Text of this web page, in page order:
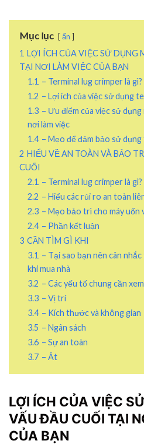
Mục lục ẩn
1 LỢI ÍCH CỦA VIỆC SỬ DỤNG
TẠI NƠI LÀM VIỆC CỦA BẠN
1.1 – Terminal lug crimper là gì?
1.2 – Lợi ích của việc sử dụng
1.3 – Ưu điểm của việc sử
nơi làm việc
1.4 – Mẹo để đảm bảo sử
2 HIỂU VỀ AN TOÀN VÀ BẢO
CUỐI
2.1 – Terminal lug crimper là gì?
2.2 – Hiểu các rủi ro an toàn
2.3 – Mẹo bảo trì cho máy uốn
2.4 – Phần kết luận
3 CẦN TÌM GÌ KHI
3.1 – Tại sao bạn nên cân
khi mua nhà
3.2 – Các yếu tố chung cần
3.3 – Vị trí
3.4 – Kích thước và không gian
3.5 – Ngân sách
3.6 – Sự an toàn
3.7 – Át
LỢI ÍCH CỦA VIỆC
VẤU ĐẦU CUỐI TẠI
CỦA BẠN